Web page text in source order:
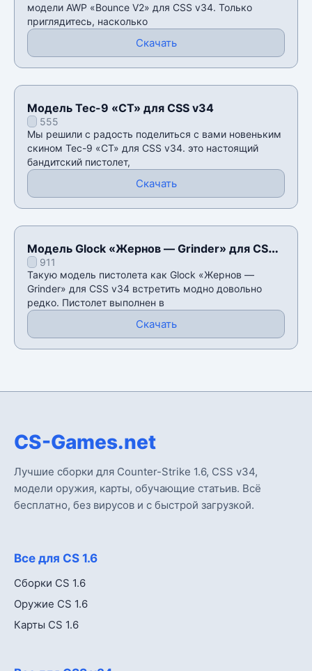
модели AWP «Bounce V2» для CSS v34. Только
приглядитесь, насколько
Скачать
Модель Tec-9 «CT» для CSS v34
555
Мы решили с радость поделиться с вами новеньким
скином Tec-9 «CT» для CSS v34. это настоящий
бандитский пистолет,
Скачать
Модель Glock «Жернов — Grinder» для CSS
v34911
Такую модель пистолета как Glock «Жернов —
Grinder» для CSS v34 встретить модно довольно
редко. Пистолет выполнен в
Скачать
CS-Games.net
Лучшие сборки для Counter-Strike 1.6, CSS v34,
модели оружия, карты, обучающие статьив. Всё
бесплатно, без вирусов и с быстрой загрузкой.
Все для CS 1.6
Сборки CS 1.6
Оружие CS 1.6
Карты CS 1.6